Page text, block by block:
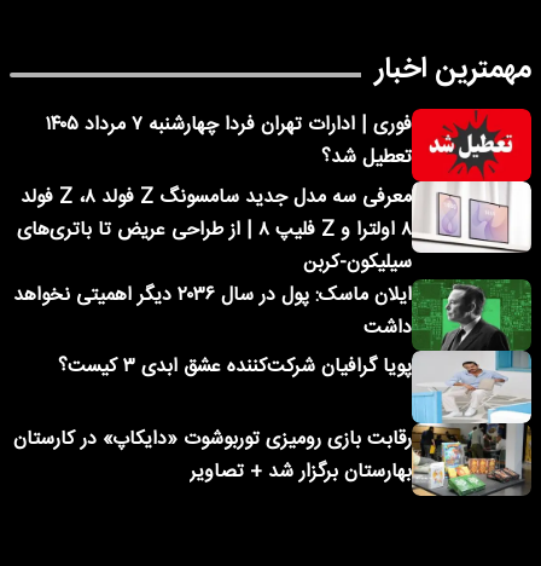
مهمترین اخبار
فوری | ادارات تهران فردا چهارشنبه ۷ مرداد ۱۴۰۵
تعطیل شد؟
معرفی سه مدل جدید سامسونگ Z فولد ۸، Z فولد
۸ اولترا و Z فلیپ ۸ | از طراحی عریض تا باتری‌های
سیلیکون-کربن
ایلان ماسک: پول در سال ۲۰۳۶ دیگر اهمیتی نخواهد
داشت
پویا گرافیان شرکت‌کننده عشق ابدی ۳ کیست؟
رقابت بازی رومیزی توربوشوت «دایکاپ» در کارستان
بهارستان برگزار شد + تصاویر